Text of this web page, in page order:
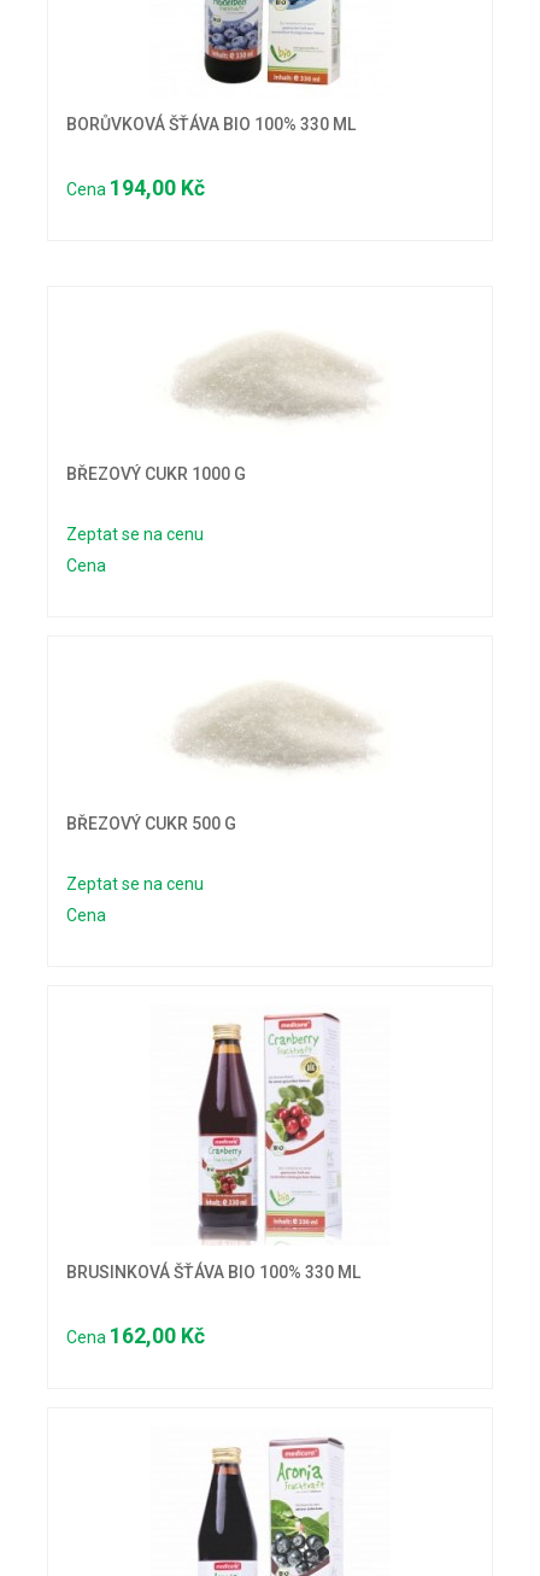
BORŮVKOVÁ ŠŤÁVA BIO 100% 330 ML
Cena 194,00 Kč
BŘEZOVÝ CUKR 1000 G
Zeptat se na cenu
Cena
BŘEZOVÝ CUKR 500 G
Zeptat se na cenu
Cena
BRUSINKOVÁ ŠŤÁVA BIO 100% 330 ML
Cena 162,00 Kč